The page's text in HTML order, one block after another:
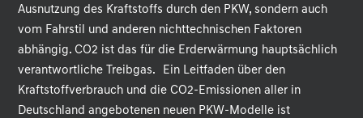
Ausnutzung des Kraftstoffs durch den PKW, sondern auch
vom Fahrstil und anderen nichttechnischen Faktoren
abhängig. CO2 ist das für die Erderwärmung hauptsächlich
verantwortliche Treibgas. Ein Leitfaden über den
Kraftstoffverbrauch und die CO2-Emissionen aller in
Deutschland angebotenen neuen PKW-Modelle ist